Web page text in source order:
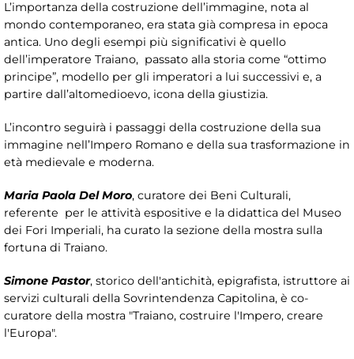
L’importanza della costruzione dell’immagine, nota al
mondo contemporaneo, era stata già compresa in epoca
antica. Uno degli esempi più significativi è quello
dell’imperatore Traiano, passato alla storia come “ottimo
principe”, modello per gli imperatori a lui successivi e, a
partire dall’altomedioevo, icona della giustizia.
L’incontro seguirà i passaggi della costruzione della sua
immagine nell’Impero Romano e della sua trasformazione in
età medievale e moderna.
Maria Paola Del Moro, curatore dei Beni Culturali,
referente per le attività espositive e la didattica del Museo
dei Fori Imperiali, ha curato la sezione della mostra sulla
fortuna di Traiano.
Simone Pastor, storico dell'antichità, epigrafista, istruttore ai
servizi culturali della Sovrintendenza Capitolina, è co-
curatore della mostra "Traiano, costruire l'Impero, creare
l'Europa".